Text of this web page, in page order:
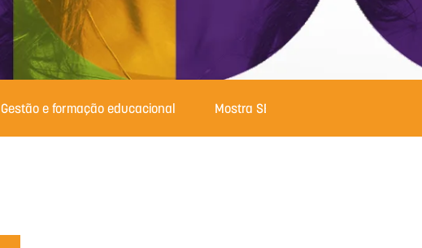
Gestão e formação educacional Mostra SESI com Ciência